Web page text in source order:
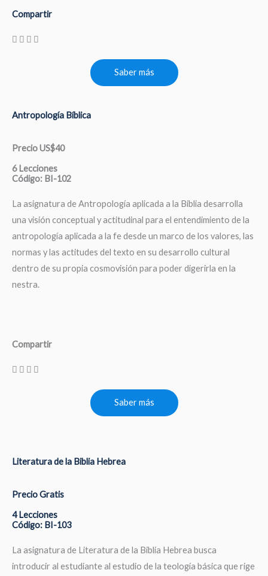
Compartir
Saber más
Antropología Bíblica
Precio US$40
6 Lecciones
Código: BI-102
La asignatura de Antropología aplicada a la Biblia desarrolla
una visión conceptual y actitudinal para el entendimiento de la
antropología aplicada a la fe desde un marco de los valores, las
normas y las actitudes del texto en su desarrollo cultural
dentro de su propia cosmovisión para poder digerirla en la
nestra.
Compartir
Saber más
Literatura de la Biblia Hebrea
Precio Gratis
4 Lecciones
Código: BI-103
La asignatura de Literatura de la Biblia Hebrea busca
introducir al estudiante al estudio de la teología básica que rige